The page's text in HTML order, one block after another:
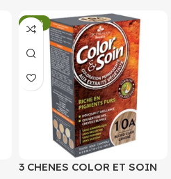
-34%
3 CHENES COLOR ET SOIN